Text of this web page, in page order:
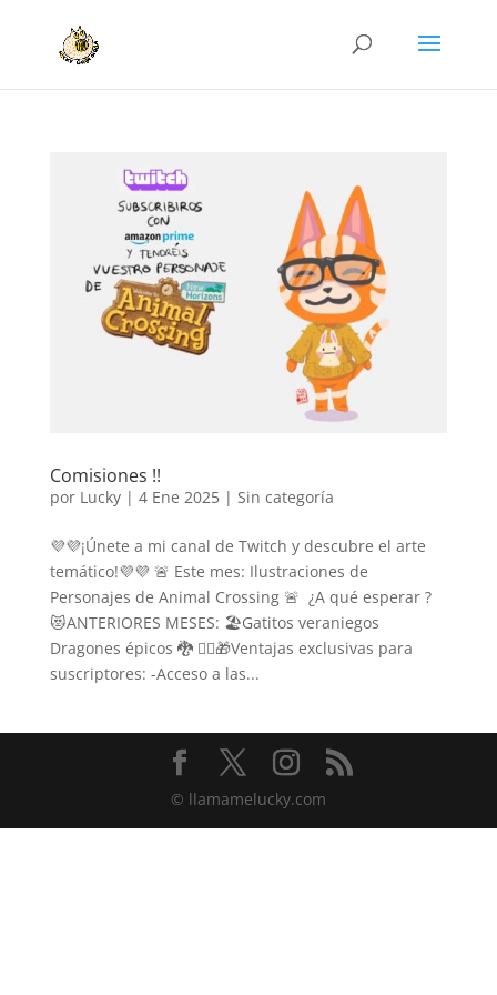
Comisiones !!
por Lucky| 4 Ene 2025| Sin categoría
💜💜¡Únete a mi canal de Twitch y descubre el arte
temático!💜💜 🚨 Este mes: Ilustraciones de
Personajes de Animal Crossing 🚨 ¿A qué esperar ?
😻​ANTERIORES MESES: 🏖️​Gatitos veraniegos
Dragones épicos 🐉​ ❤️‍🔥​🎁​Ventajas exclusivas para
suscriptores: -Acceso a las...
© llamamelucky.com